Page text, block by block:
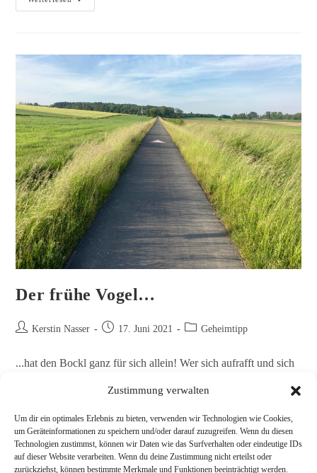
Zustimmung verwalten
Um dir ein optimales Erlebnis zu bieten, verwenden wir Technologien wie Cookies,
um Geräteinformationen zu speichern und/oder darauf zuzugreifen. Wenn du diesen
Technologien zustimmst, können wir Daten wie das Surfverhalten oder eindeutige IDs
auf dieser Website verarbeiten. Wenn du deine Zustimmung nicht erteilst oder
zurückziehst, können bestimmte Merkmale und Funktionen beeinträchtigt werden.
Der frühe Vogel…
Kerstin Nasser 17. Juni 2021 Geheimtipp
...hat den Bockl ganz für sich allein! Wer sich aufrafft und sich
Fuß auf zum Bockl macht, wird…
Weiterlesen